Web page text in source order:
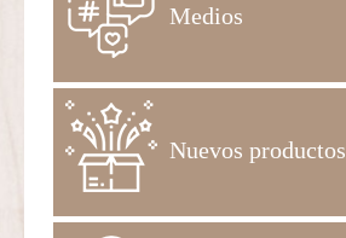
Medios
Nuevos productos